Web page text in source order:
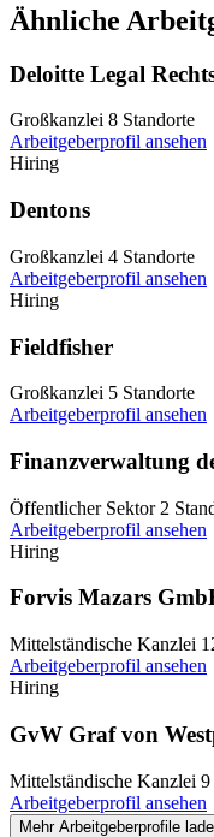
Ähnliche
Deloitte Legal
Großkanzlei 8 Standorte
Arbeitgeberprofil ansehen
Hiring
Dentons
Großkanzlei 4 Standorte
Arbeitgeberprofil ansehen
Hiring
Fieldfisher
Großkanzlei 5 Standorte
Arbeitgeberprofil ansehen
Finanzverwaltung
Öffentlicher Sektor 2
Arbeitgeberprofil ansehen
Hiring
Forvis Mazars
Mittelständische Kanzlei
Arbeitgeberprofil ansehen
Hiring
GvW Graf von
Mittelständische Kanzlei 9
Arbeitgeberprofil ansehen
Mehr Arbeitgeberprofile